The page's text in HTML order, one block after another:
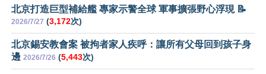
北京打造巨型補給艦 專家示警全球 軍事擴張野心浮現 📝
2026/7/27 (3,172次)
北京錫安教會案 被拘者家人疾呼：讓所有父母回到孩子身
邊 2026/7/26 (5,443次)